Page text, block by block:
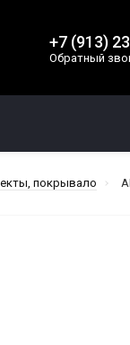
+7 (913)
Обратный
покрывало